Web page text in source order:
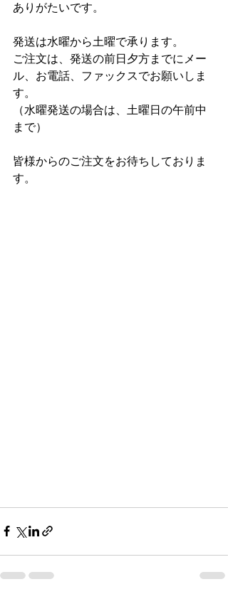
ありがたいです。
発送は水曜から土曜で承ります。
ご注文は、発送の前日夕方までにメー
ル、お電話、ファックスでお願いしま
す。
（水曜発送の場合は、土曜日の午前中
まで）
皆様からのご注文をお待ちしておりま
す。